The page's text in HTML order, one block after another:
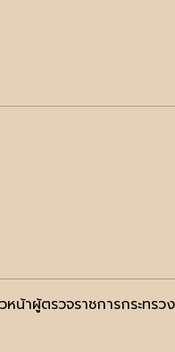
น้าผู้ตรวจราชการกระทร